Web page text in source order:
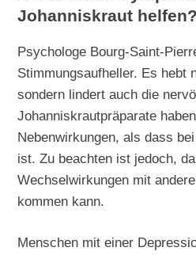
Johanniskraut helfen?
Psychologe Bourg-Saint-
Stimmungsaufheller. Es hebt
sondern lindert auch die
Johanniskrautpräparate
Nebenwirkungen, als dass
ist. Zu beachten ist jedoch,
Wechselwirkungen mit
kommen kann.
Menschen mit einer